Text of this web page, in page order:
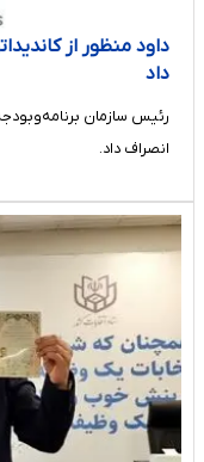
داود منظور از
داد
رئیس سازمان
انصراف داد.